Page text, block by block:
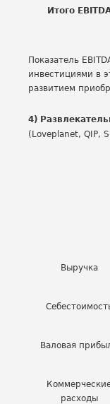
Итого
Показатель
инвестициями в
развитием
4)
(Loveplanet, QIP,
Выручка
Валовая
расходы